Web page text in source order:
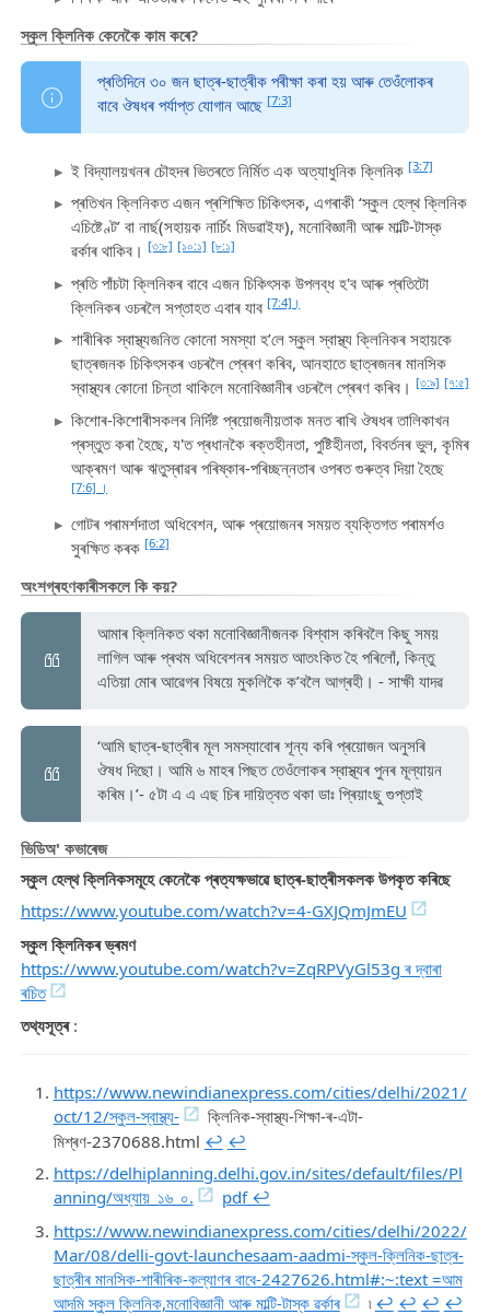
স্কুল ক্লিনিক কেনেকৈ কাম কৰে?
প্ৰতিদিনে ৩০ জন ছাত্ৰ-ছাত্ৰীক পৰীক্ষা কৰা হয় আৰু তেওঁলোকৰ
বাবে ঔষধৰ পৰ্যাপ্ত যোগান আছে[7:3]
ই বিদ্যালয়খনৰ চৌহদৰ ভিতৰতে নিৰ্মিত এক অত্যাধুনিক ক্লিনিক [3:7]
প্ৰতিখন ক্লিনিকত এজন প্ৰশিক্ষিত চিকিৎসক, এগৰাকী ‘স্কুল হেল্থ ক্লিনিক
এচিষ্টেণ্ট’ বা নাৰ্ছ(সহায়ক নাৰ্চিং মিডৱাইফ), মনোবিজ্ঞানী আৰু মাল্টি-টাস্ক
ৱৰ্কাৰ থাকিব। [৩:৮] [১০:১] [৮:১]
প্ৰতি পাঁচটা ক্লিনিকৰ বাবে এজন চিকিৎসক উপলব্ধ হ'ব আৰু প্ৰতিটো
ক্লিনিকৰ ওচৰলৈ সপ্তাহত এবাৰ যাব [7:4]।
শাৰীৰিক স্বাস্থ্যজনিত কোনো সমস্যা হ’লে স্কুল স্বাস্থ্য ক্লিনিকৰ সহায়কে
ছাত্ৰজনক চিকিৎসকৰ ওচৰলৈ প্ৰেৰণ কৰিব, আনহাতে ছাত্ৰজনৰ মানসিক
স্বাস্থ্যৰ কোনো চিন্তা থাকিলে মনোবিজ্ঞানীৰ ওচৰলৈ প্ৰেৰণ কৰিব। [৩:৯] [৭:৫]
কিশোৰ-কিশোৰীসকলৰ নিৰ্দিষ্ট প্ৰয়োজনীয়তাক মনত ৰাখি ঔষধৰ তালিকাখন
প্ৰস্তুত কৰা হৈছে, য'ত প্ৰধানকৈ ৰক্তহীনতা, পুষ্টিহীনতা, বিবৰ্তনৰ ভুল, কৃমিৰ
আক্ৰমণ আৰু ঋতুস্ৰাৱৰ পৰিষ্কাৰ-পৰিচ্ছন্নতাৰ ওপৰত গুৰুত্ব দিয়া হৈছে
[7:6] ।
গোটৰ পৰামৰ্শদাতা অধিবেশন, আৰু প্ৰয়োজনৰ সময়ত ব্যক্তিগত পৰামৰ্শও
সুৰক্ষিত কৰক [6:2]
অংশগ্ৰহণকাৰীসকলে কি কয়?
আমাৰ ক্লিনিকত থকা মনোবিজ্ঞানীজনক বিশ্বাস কৰিবলৈ কিছু সময়
লাগিল আৰু প্ৰথম অধিবেশনৰ সময়ত আতংকিত হৈ পৰিলোঁ, কিন্তু
এতিয়া মোৰ আৱেগৰ বিষয়ে মুকলিকৈ ক’বলৈ আগ্ৰহী। - সাক্ষী যাদৱ
‘আমি ছাত্ৰ-ছাত্ৰীৰ মূল সমস্যাবোৰ শূন্য কৰি প্ৰয়োজন অনুসৰি
ঔষধ দিছো। আমি ৬ মাহৰ পিছত তেওঁলোকৰ স্বাস্থ্যৰ পুনৰ মূল্যায়ন
কৰিম।’- ৫টা এ এ এছ চিৰ দায়িত্বত থকা ডাঃ প্ৰিয়াংছু গুপ্তাই
ভিডিঅ' কভাৰেজ
স্কুল হেল্থ ক্লিনিকসমূহে কেনেকৈ প্ৰত্যক্ষভাৱে ছাত্ৰ-ছাত্ৰীসকলক উপকৃত কৰিছে
https://www.youtube.com/watch?v=4-GXJQmJmEU
স্কুল ক্লিনিকৰ ভ্ৰমণ
https://www.youtube.com/watch?v=ZqRPVyGl53g ৰ দ্বাৰা
ৰচিত
তথ্যসূত্ৰ:
https://www.newindianexpress.com/cities/delhi/2021/
oct/12/স্কুল-স্বাস্থ্য-
ক্লিনিক-স্বাস্থ্য-শিক্ষা-ৰ-এটা-
মিশ্ৰণ-2370688.html ↩︎ ↩︎
https://delhiplanning.delhi.gov.in/sites/default/files/Pl
anning/অধ্যায়_১৬_০.
pdf ↩︎
https://www.newindianexpress.com/cities/delhi/2022/
Mar/08/delli-govt-launchesaam-aadmi-স্কুল-ক্লিনিক-ছাত্ৰ-
ছাত্ৰীৰ মানসিক-শাৰীৰিক-কল্যাণৰ বাবে-2427626.html#:~:text =আম
আদমি স্কুল ক্লিনিক,মনোবিজ্ঞানী আৰু মাল্টি-টাস্ক ৱৰ্কাৰ
৷ ↩︎ ↩︎ ↩︎ ↩︎